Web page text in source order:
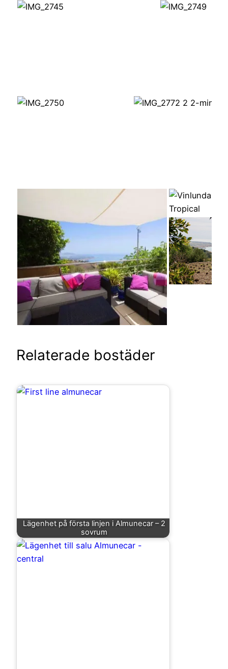
Relaterade bostäder
Lägenhet på första linjen i Almunecar – 2
sovrum